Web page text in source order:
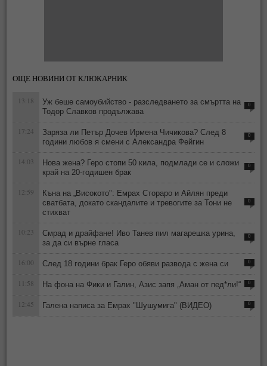
ОЩЕ НОВИНИ ОТ КЛЮКАРНИК
13:18
Уж беше самоубийство - разследването за смъртта на
Тодор Славков продължава
0
17:24
Заряза ли Петър Дочев Ирмена Чичикова? След 8
години любов я смени с Александра Фейгин
0
14:03
Нова жена? Геро стопи 50 кила, подмлади се и сложи
край на 20-годишен брак
0
12:59
Къна на „Високото": Емрах Стораро и Айлян преди
сватбата, докато скандалите и тревогите за Тони не
стихват
0
10:23
Смрад и драйфане! Иво Танев пил магарешка урина,
за да си върне гласа
0
16:00 След 18 години брак Геро обяви развода с жена си 0
11:58 На фона на Фики и Галин, Азис запя „Аман от пед*ли!“ 0
12:45 Галена написа за Емрах "Шушумига" (ВИДЕО) 0